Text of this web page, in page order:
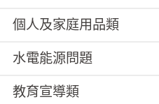
個人及家庭用品類
水電能源問題
教育宣導類